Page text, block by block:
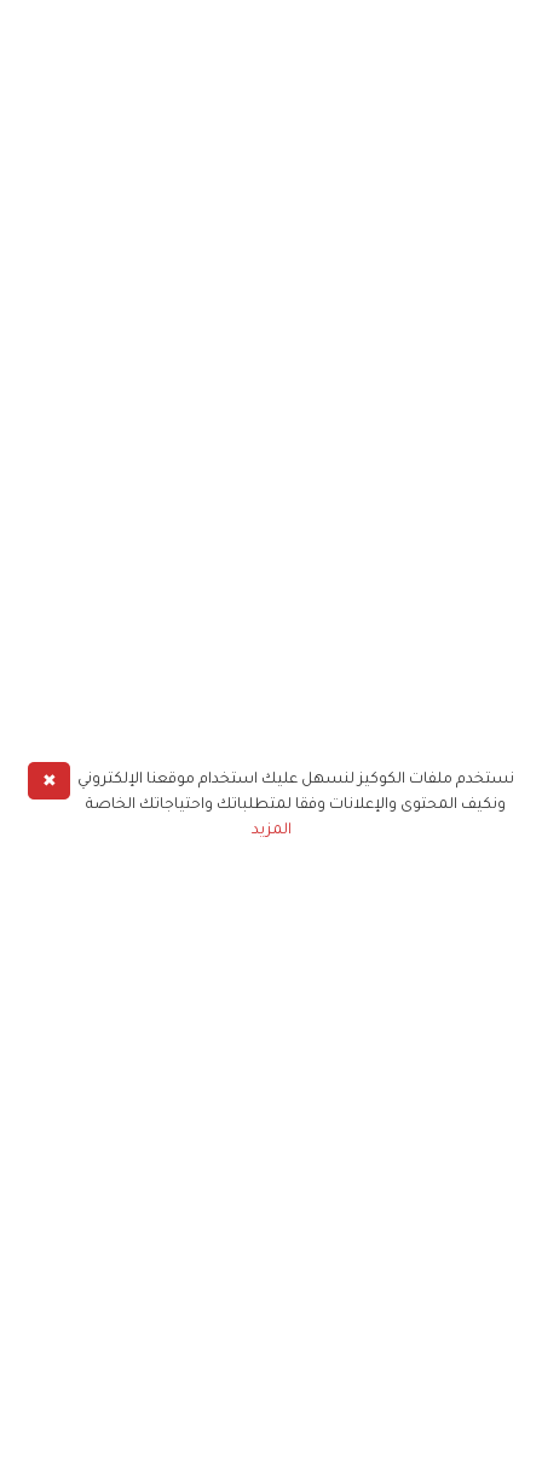
✖
نستخدم ملفات الكوكيز لنسهل عليك استخدام موقعنا الإلكتروني
ونكيف المحتوى والإعلانات وفقا لمتطلباتك واحتياجاتك الخاصة
المزيد